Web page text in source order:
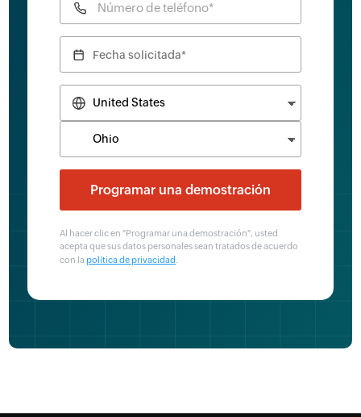
Número de teléfono*
Al hacer clic en "Programar una demostración", usted
acepta que sus datos personales sean tratados de acuerdo
con la política de privacidad